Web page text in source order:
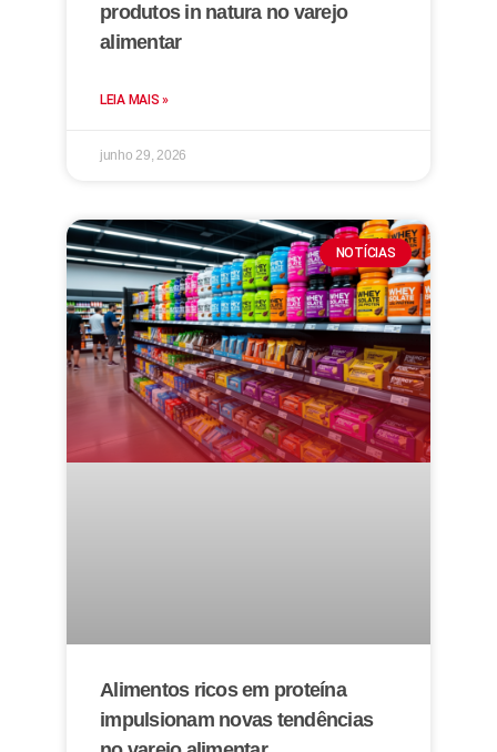
produtos in natura no varejo
alimentar
LEIA MAIS »
junho 29, 2026
NOTÍCIAS
Alimentos ricos em proteína
impulsionam novas tendências